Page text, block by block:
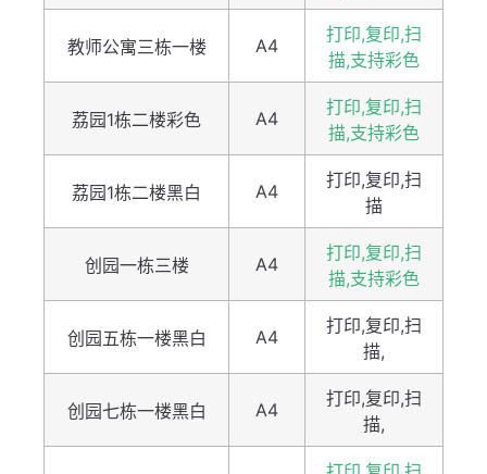
教师公寓三栋一楼 A4
打印,复印,扫
描,支持彩色
荔园1栋二楼彩色 A4
打印,复印,扫
描,支持彩色
荔园1栋二楼黑白 A4
打印,复印,扫
描
创园一栋三楼 A4
打印,复印,扫
描,支持彩色
创园五栋一楼黑白 A4
打印,复印,扫
描,
创园七栋一楼黑白 A4
打印,复印,扫
描,